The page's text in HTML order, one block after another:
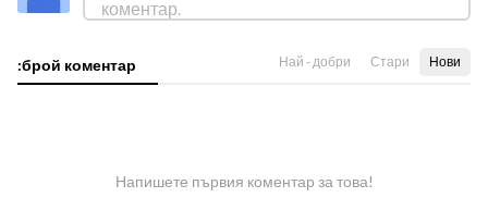
:брой коментар Най - добри Стари Нови
Напишете първия коментар за това!